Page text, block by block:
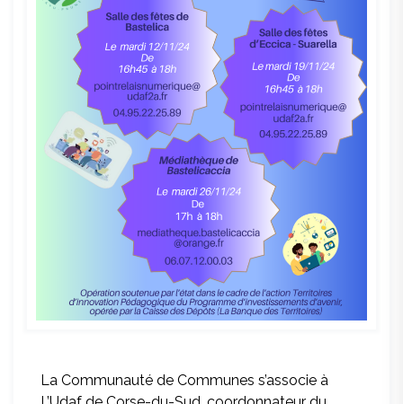
La Communauté de Communes s’associe à